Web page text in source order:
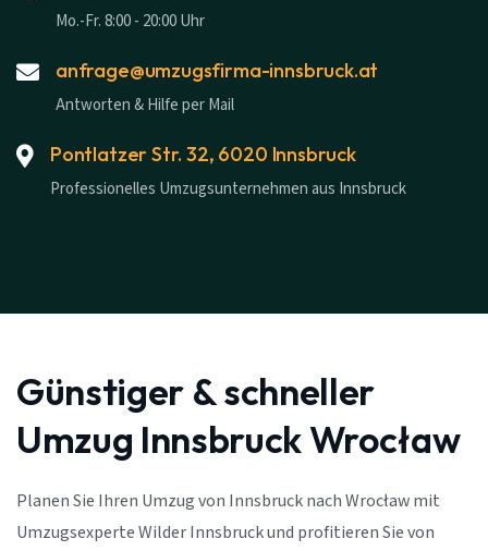
Mo.-Fr. 8:00 - 20:00 Uhr
anfrage@umzugsfirma-innsbruck.at
Antworten & Hilfe per Mail
Pontlatzer Str. 32, 6020 Innsbruck
Professionelles Umzugsunternehmen aus Innsbruck
Günstiger & schneller
Umzug Innsbruck Wrocław
Planen Sie Ihren Umzug von Innsbruck nach Wrocław mit
Umzugsexperte Wilder Innsbruck und profitieren Sie von